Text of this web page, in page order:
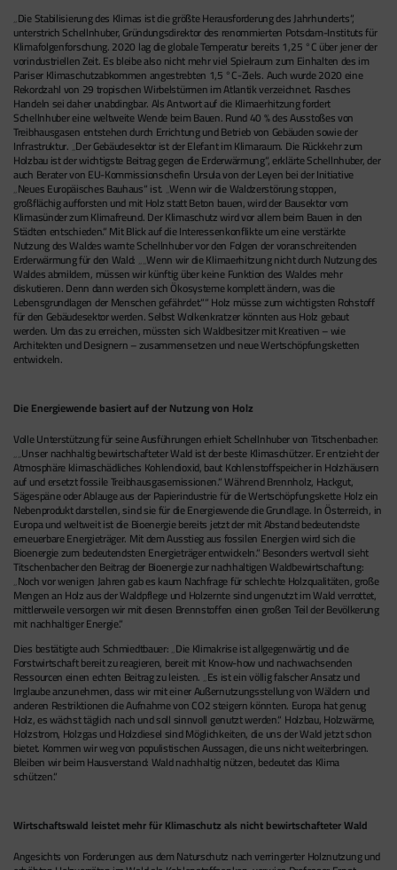
„Die Stabilisierung des Klimas ist die größte Herausforderung des Jahrhunderts“,
unterstrich Schellnhuber, Gründungsdirektor des renommierten Potsdam-Instituts für
Klimafolgenforschung. 2020 lag die globale Temperatur bereits 1,25 °C über jener der
vorindustriellen Zeit. Es bleibe also nicht mehr viel Spielraum zum Einhalten des im
Pariser Klimaschutzabkommen angestrebten 1,5 °C-Ziels. Auch wurde 2020 eine
Rekordzahl von 29 tropischen Wirbelstürmen im Atlantik verzeichnet. Rasches
Handeln sei daher unabdingbar. Als Antwort auf die Klimaerhitzung fordert
Schellnhuber eine weltweite Wende beim Bauen. Rund 40 % des Ausstoßes von
Treibhausgasen entstehen durch Errichtung und Betrieb von Gebäuden sowie der
Infrastruktur. „Der Gebäudesektor ist der Elefant im Klimaraum. Die Rückkehr zum
Holzbau ist der wichtigste Beitrag gegen die Erderwärmung“, erklärte Schellnhuber, der
auch Berater von EU-Kommissionschefin Ursula von der Leyen bei der Initiative
„Neues Europäisches Bauhaus“ ist. „Wenn wir die Waldzerstörung stoppen,
großflächig aufforsten und mit Holz statt Beton bauen, wird der Bausektor vom
Klimasünder zum Klimafreund. Der Klimaschutz wird vor allem beim Bauen in den
Städten entschieden.“ Mit Blick auf die Interessenkonflikte um eine verstärkte
Nutzung des Waldes warnte Schellnhuber vor den Folgen der voranschreitenden
Erderwärmung für den Wald: „ Wenn wir die Klimaerhitzung nicht durch Nutzung des
Waldes abmildern, müssen wir künftig über keine Funktion des Waldes mehr
diskutieren. Denn dann werden sich Ökosysteme komplett ändern, was die
Lebensgrundlagen der Menschen gefährdet. “ Holz müsse zum wichtigsten Rohstoff
für den Gebäudesektor werden. Selbst Wolkenkratzer könnten aus Holz gebaut
werden. Um das zu erreichen, müssten sich Waldbesitzer mit Kreativen – wie
Architekten und Designern – zusammensetzen und neue Wertschöpfungsketten
entwickeln.
Die Energiewende basiert auf der Nutzung von Holz
Volle Unterstützung für seine Ausführungen erhielt Schellnhuber von Titschenbacher:
„ Unser nachhaltig bewirtschafteter Wald ist der beste Klimaschützer. Er entzieht der
Atmosphäre klimaschädliches Kohlendioxid, baut Kohlenstoffspeicher in Holzhäusern
auf und ersetzt fossile Treibhausgasemissionen. Während Brennholz, Hackgut,
Sägespäne oder Ablauge aus der Papierindustrie für die Wertschöpfungskette Holz ein
Nebenprodukt darstellen, sind sie für die Energiewende die Grundlage. In Österreich, in
Europa und weltweit ist die Bioenergie bereits jetzt der mit Abstand bedeutendste
erneuerbare Energieträger. Mit dem Ausstieg aus fossilen Energien wird sich die
Bioenergie zum bedeutendsten Energieträger entwickeln.“ Besonders wertvoll sieht
Titschenbacher den Beitrag der Bioenergie zur nachhaltigen Waldbewirtschaftung:
„Noch vor wenigen Jahren gab es kaum Nachfrage für schlechte Holzqualitäten, große
Mengen an Holz aus der Waldpflege und Holzernte sind ungenutzt im Wald verrottet,
mittlerweile versorgen wir mit diesen Brennstoffen einen großen Teil der Bevölkerung
mit nachhaltiger Energie.“
Dies bestätigte auch Schmiedtbauer: „Die Klimakrise ist allgegenwärtig und die
Forstwirtschaft bereit zu reagieren, bereit mit Know-how und nachwachsenden
Ressourcen einen echten Beitrag zu leisten. Es ist ein völlig falscher Ansatz und
Irrglaube anzunehmen, dass wir mit einer Außernutzungsstellung von Wäldern und
anderen Restriktionen die Aufnahme von CO2 steigern könnten. Europa hat genug
Holz, es wächst täglich nach und soll sinnvoll genutzt werden. Holzbau, Holzwärme,
Holzstrom, Holzgas und Holzdiesel sind Möglichkeiten, die uns der Wald jetzt schon
bietet. Kommen wir weg von populistischen Aussagen, die uns nicht weiterbringen.
Bleiben wir beim Hausverstand: Wald nachhaltig nützen, bedeutet das Klima
schützen.“
Wirtschaftswald leistet mehr für Klimaschutz als nicht bewirtschafteter Wald
Angesichts von Forderungen aus dem Naturschutz nach verringerter Holznutzung und